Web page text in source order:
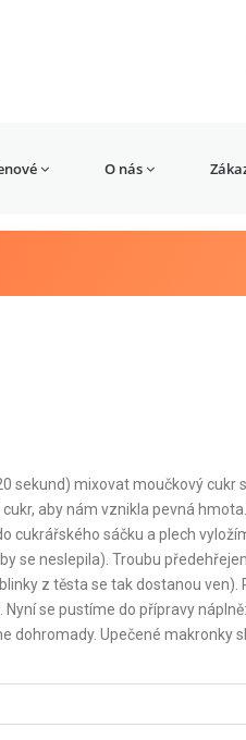
O nás
sekund) mixovat moučkový
aby nám vznikla pevná
cukrářského sáčku a plech
se neslepila). Troubu
z těsta se tak dostanou
se pustíme do přípravy
dohromady. Upečené makronky